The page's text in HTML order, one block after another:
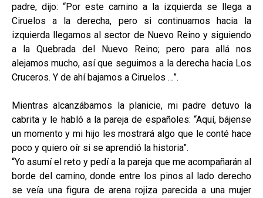
padre, dijo: “Por este camino a la izquierda se llega a
Ciruelos a la derecha, pero si continuamos hacia la
izquierda llegamos al sector de Nuevo Reino y siguiendo
a la Quebrada del Nuevo Reino; pero para allá nos
alejamos mucho, así que seguimos a la derecha hacia Los
Cruceros. Y de ahí bajamos a Ciruelos …”.
Mientras alcanzábamos la planicie, mi padre detuvo la
cabrita y le habló a la pareja de españoles: “Aquí, bájense
un momento y mi hijo les mostrará algo que le conté hace
poco y quiero oír si se aprendió la historia”.
“Yo asumí el reto y pedí a la pareja que me acompañarán al
borde del camino, donde entre los pinos al lado derecho
se veía una figura de arena rojiza parecida a una mujer